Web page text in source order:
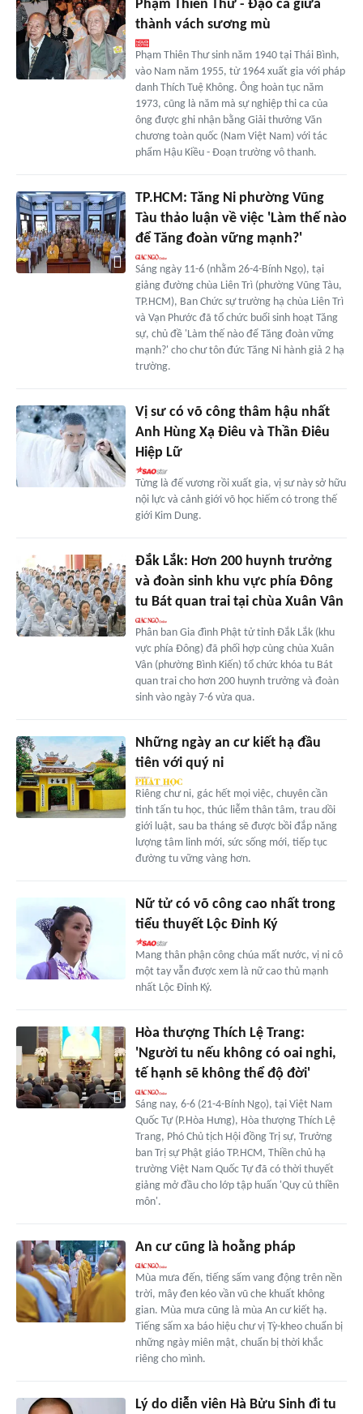
Phạm Thiên Thư - Đạo ca giữa
thành vách sương mù
Phạm Thiên Thư sinh năm 1940 tại Thái Bình,
vào Nam năm 1955, từ 1964 xuất gia với pháp
danh Thích Tuệ Không. Ông hoàn tục năm
1973, cũng là năm mà sự nghiệp thi ca của
ông được ghi nhận bằng Giải thưởng Văn
chương toàn quốc (Nam Việt Nam) với tác
phẩm Hậu Kiều - Đoạn trường vô thanh.
TP.HCM: Tăng Ni phường Vũng
Tàu thảo luận về việc 'Làm thế nào
để Tăng đoàn vững mạnh?'
Sáng ngày 11-6 (nhằm 26-4-Bính Ngọ), tại
giảng đường chùa Liên Trì (phường Vũng Tàu,
TP.HCM), Ban Chức sự trường hạ chùa Liên Trì
và Vạn Phước đã tổ chức buổi sinh hoạt Tăng
sự, chủ đề 'Làm thế nào để Tăng đoàn vững
mạnh?' cho chư tôn đức Tăng Ni hành giả 2 hạ
trường.
Vị sư có võ công thâm hậu nhất
Anh Hùng Xạ Điêu và Thần Điêu
Hiệp Lữ
Từng là đế vương rồi xuất gia, vị sư này sở hữu
nội lực và cảnh giới võ học hiếm có trong thế
giới Kim Dung.
Đắk Lắk: Hơn 200 huynh trưởng
và đoàn sinh khu vực phía Đông
tu Bát quan trai tại chùa Xuân Vân
Phân ban Gia đình Phật tử tỉnh Đắk Lắk (khu
vực phía Đông) đã phối hợp cùng chùa Xuân
Vân (phường Bình Kiến) tổ chức khóa tu Bát
quan trai cho hơn 200 huynh trưởng và đoàn
sinh vào ngày 7-6 vừa qua.
Những ngày an cư kiết hạ đầu
tiên với quý ni
Riêng chư ni, gác hết mọi việc, chuyên cần
tinh tấn tu học, thúc liễm thân tâm, trau dồi
giới luật, sau ba tháng sẽ được bồi đắp năng
lượng tâm linh mới, sức sống mới, tiếp tục
đường tu vững vàng hơn.
Nữ tử có võ công cao nhất trong
tiểu thuyết Lộc Đỉnh Ký
Mang thân phận công chúa mất nước, vị ni cô
một tay vẫn được xem là nữ cao thủ mạnh
nhất Lộc Đỉnh Ký.
Hòa thượng Thích Lệ Trang:
'Người tu nếu không có oai nghi,
tế hạnh sẽ không thể độ đời'
Sáng nay, 6-6 (21-4-Bính Ngọ), tại Việt Nam
Quốc Tự (P.Hòa Hưng), Hòa thượng Thích Lệ
Trang, Phó Chủ tịch Hội đồng Trị sự, Trưởng
ban Trị sự Phật giáo TP.HCM, Thiền chủ hạ
trường Việt Nam Quốc Tự đã có thời thuyết
giảng mở đầu cho lớp tập huấn 'Quy củ thiền
môn'.
An cư cũng là hoằng pháp
Mùa mưa đến, tiếng sấm vang động trên nền
trời, mây đen kéo vần vũ che khuất không
gian. Mùa mưa cũng là mùa An cư kiết hạ.
Tiếng sấm xa báo hiệu chư vị Tỳ-kheo chuẩn bị
những ngày miên mật, chuẩn bị thời khắc
riêng cho mình.
Lý do diễn viên Hà Bửu Sinh đi tu